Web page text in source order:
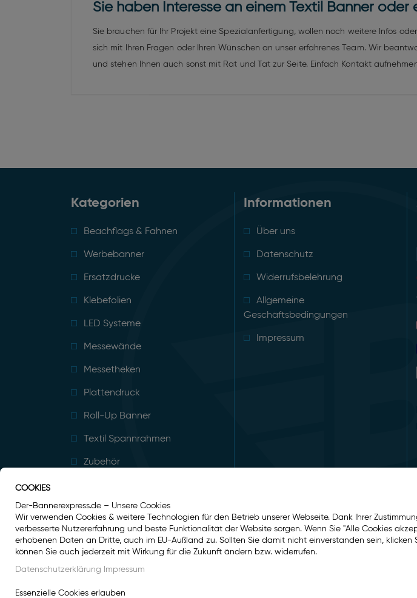
Sie haben Interesse an einem Textil Banner
Sie brauchen für Ihr Projekt eine Spezialanfertigung, wollen noch weitere Infos
sich mit Ihren Fragen oder Ihren Wünschen an unser erfahrenes Team. Wir
und stehen Ihnen auch sonst mit Rat und Tat zur Seite. Einfach Kontakt
Kategorien
Beachflags & Fahnen
Werbebanner
Ersatzdrucke
Klebefolien
LED Systeme
Messewände
Messetheken
Plattendruck
Roll-Up Banner
Textil Spannrahmen
Zubehör
Informationen
Über uns
Datenschutz
Widerrufsbelehrung
Allgemeine
Geschäftsbedingungen
Impressum
COOKIES
Der-Bannerexpress.de – Unsere Cookies
Wir verwenden Cookies & weitere Technologien für den Betrieb unserer Webseite. Dank Ihrer
verbesserte Nutzererfahrung und beste Funktionalität der Website sorgen. Wenn Sie "Alle Cookies
erhobenen Daten an Dritte, auch im EU-Außland zu. Sollten Sie damit nicht einverstanden sein,
können Sie auch jederzeit mit Wirkung für die Zukunft ändern bzw. widerrufen.
Datenschutzerklärung Impressum
Essenzielle Cookies erlauben